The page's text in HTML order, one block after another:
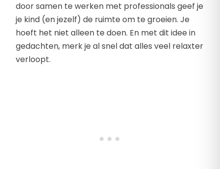
door samen te werken met professionals geef je
je kind (en jezelf) de ruimte om te groeien. Je
hoeft het niet alleen te doen. En met dit idee in
gedachten, merk je al snel dat alles veel relaxter
verloopt.